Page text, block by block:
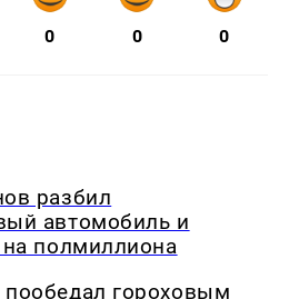
0 0 0
разбил
автомобиль и
полмиллиона
гороховым